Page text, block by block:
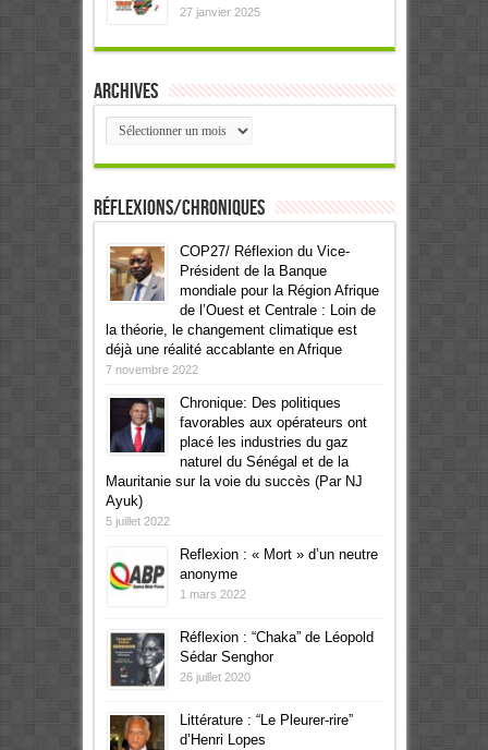
27 janvier 2025
Archives
Archives
Réflexions/Chroniques
COP27/ Réflexion du Vice-
Président de la Banque
mondiale pour la Région Afrique
de l’Ouest et Centrale : Loin de
la théorie, le changement climatique est
déjà une réalité accablante en Afrique
7 novembre 2022
Chronique: Des politiques
favorables aux opérateurs ont
placé les industries du gaz
naturel du Sénégal et de la
Mauritanie sur la voie du succès (Par NJ
Ayuk)
5 juillet 2022
Reflexion : « Mort » d’un neutre
anonyme
1 mars 2022
Réflexion : “Chaka” de Léopold
Sédar Senghor
26 juillet 2020
Littérature : “Le Pleurer-rire”
d’Henri Lopes